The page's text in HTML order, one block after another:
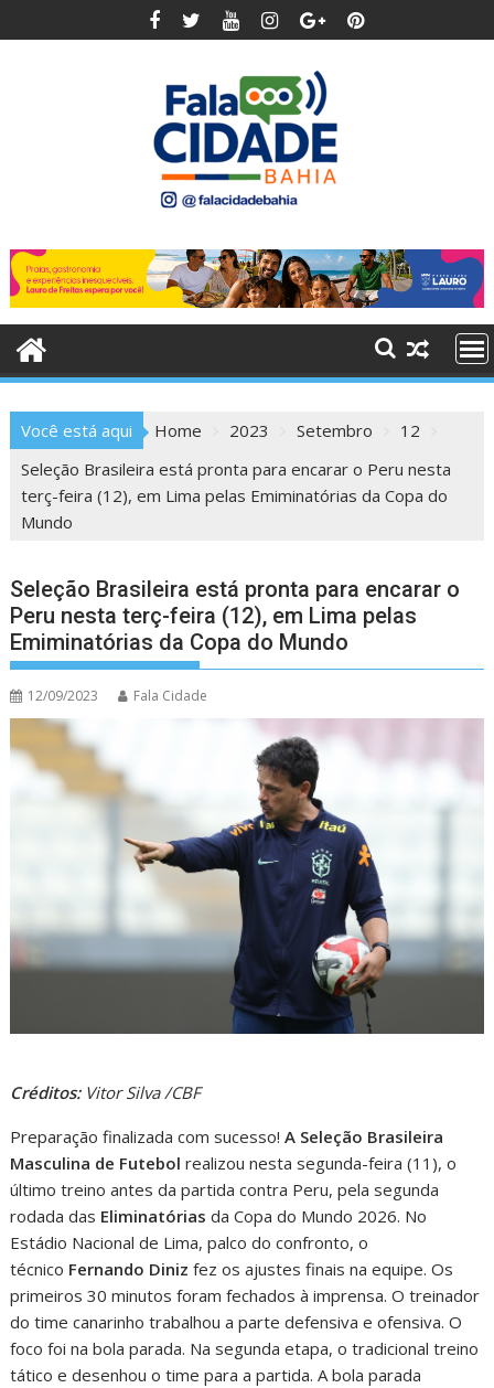
to
Você está aqui Home 2023 Setembro
12
Seleção Brasileira está pronta para encarar o Peru nesta
terç-feira (12), em Lima pelas Emiminatórias da Copa do
Mundo
Seleção Brasileira está pronta para encarar o
Peru nesta terç-feira (12), em Lima pelas
Emiminatórias da Copa do Mundo
12/09/2023 Fala Cidade
Créditos: Vitor Silva /CBF
Preparação finalizada com sucesso!A Seleção Brasileira
Masculina de Futebol realizou nesta segunda-feira (11), o
último treino antes da partida contra Peru, pela segunda
rodada das Eliminatórias da Copa do Mundo 2026. No
Estádio Nacional de Lima, palco do confronto, o
técnico Fernando Diniz fez os ajustes finais na equipe. Os
primeiros 30 minutos foram fechados à imprensa. O treinador
do time canarinho trabalhou a parte defensiva e ofensiva. O
foco foi na bola parada. Na segunda etapa, o tradicional treino
tático e desenhou o time para a partida. A bola parada